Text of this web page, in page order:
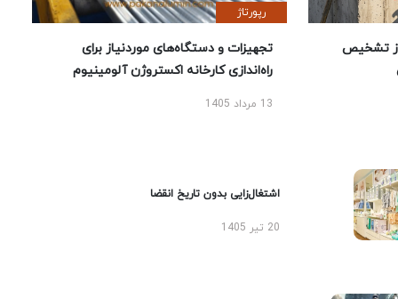
تشخیص
رپورتاژ
تجهیزات و دستگاه‌های موردنیاز برای
راه‌اندازی کارخانه اکستروژن آلومینیوم
13 مرداد 1405
اشتغال‌زایی بدون تاریخ انقضا
20 تیر 1405